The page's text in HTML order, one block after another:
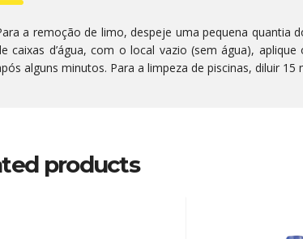
a remoção de limo, despeje uma pequena quantia
caixas d’água, com o local vazio (sem água),
alguns minutos. Para a limpeza de piscinas, diluir
products